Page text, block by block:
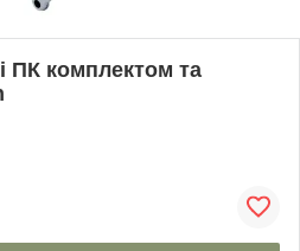
ПК комплектом та